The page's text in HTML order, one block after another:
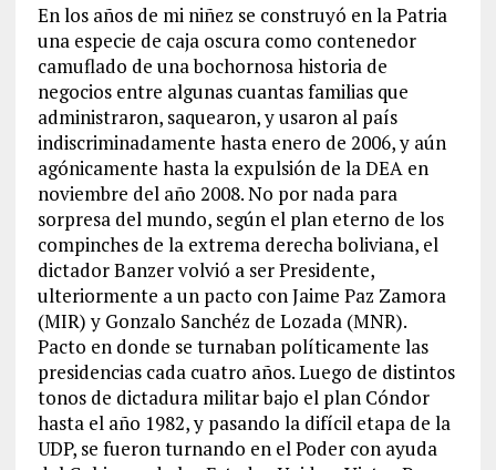
En los años de mi niñez se construyó en la Patria
una especie de caja oscura como contenedor
camuflado de una bochornosa historia de
negocios entre algunas cuantas familias que
administraron, saquearon, y usaron al país
indiscriminadamente hasta enero de 2006, y aún
agónicamente hasta la expulsión de la DEA en
noviembre del año 2008. No por nada para
sorpresa del mundo, según el plan eterno de los
compinches de la extrema derecha boliviana, el
dictador Banzer volvió a ser Presidente,
ulteriormente a un pacto con Jaime Paz Zamora
(MIR) y Gonzalo Sanchéz de Lozada (MNR).
Pacto en donde se turnaban políticamente las
presidencias cada cuatro años. Luego de distintos
tonos de dictadura militar bajo el plan Cóndor
hasta el año 1982, y pasando la difícil etapa de la
UDP, se fueron turnando en el Poder con ayuda